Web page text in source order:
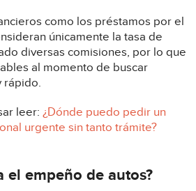
como los préstamos por el
únicamente la tasa de
diversas comisiones, por lo que
al momento de buscar
rápido.
leer: ¿Dónde puedo pedir un
urgente sin tanto trámite?
el empeño de autos?